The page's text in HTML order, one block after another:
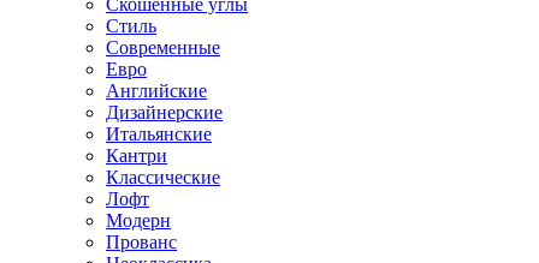
Скошенные углы
Стиль
Современные
Евро
Английские
Дизайнерские
Итальянские
Кантри
Классические
Лофт
Модерн
Прованс